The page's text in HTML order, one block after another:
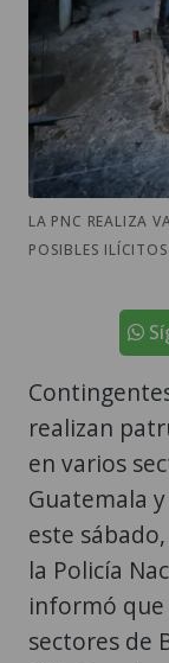
LA PNC REALIZA
POSIBLES
realizan
en varios
Guatemala
este
la Policía
informó que
sectores de